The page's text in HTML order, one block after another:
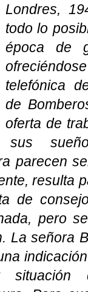
Londres,
todo lo
época de
telefónica
de
oferta de
sus
parecen
resulta
de
pero
La señora
situación